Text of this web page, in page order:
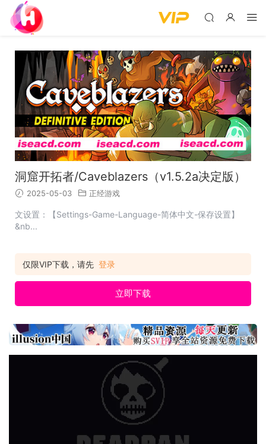
洞窟开拓者/Caveblazers（v1.5.2a决定版）
2025-05-03 正经游戏
文设置：【Settings-Game-Language-简体中文-保存设置】
&nb...
仅限VIP下载，请先 登录
立即下载